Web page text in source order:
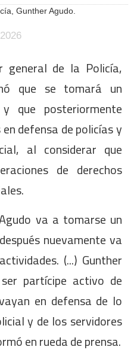
Gunther Agudo.
general de la Policía,
que se tomará un
que posteriormente
defensa de policías y
al considerar que
de derechos
va a tomarse un
nuevamente va
(...) Gunther
partícipe activo de
en defensa de lo
y de los servidores
en rueda de prensa.